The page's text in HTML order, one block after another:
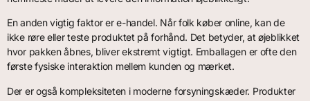
En anden vigtig faktor er e-handel. Når folk køber online, kan de
ikke røre eller teste produktet på forhånd. Det betyder, at øjeblikket
hvor pakken åbnes, bliver ekstremt vigtigt. Emballagen er ofte den
første fysiske interaktion mellem kunden og mærket.
Der er også kompleksiteten i moderne forsyningskæder. Produkter